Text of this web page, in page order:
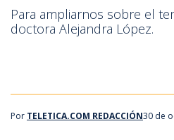
Para ampliarnos sobre el
doctora Alejandra López.
Por TELETICA.COM REDACCIÓN30 de